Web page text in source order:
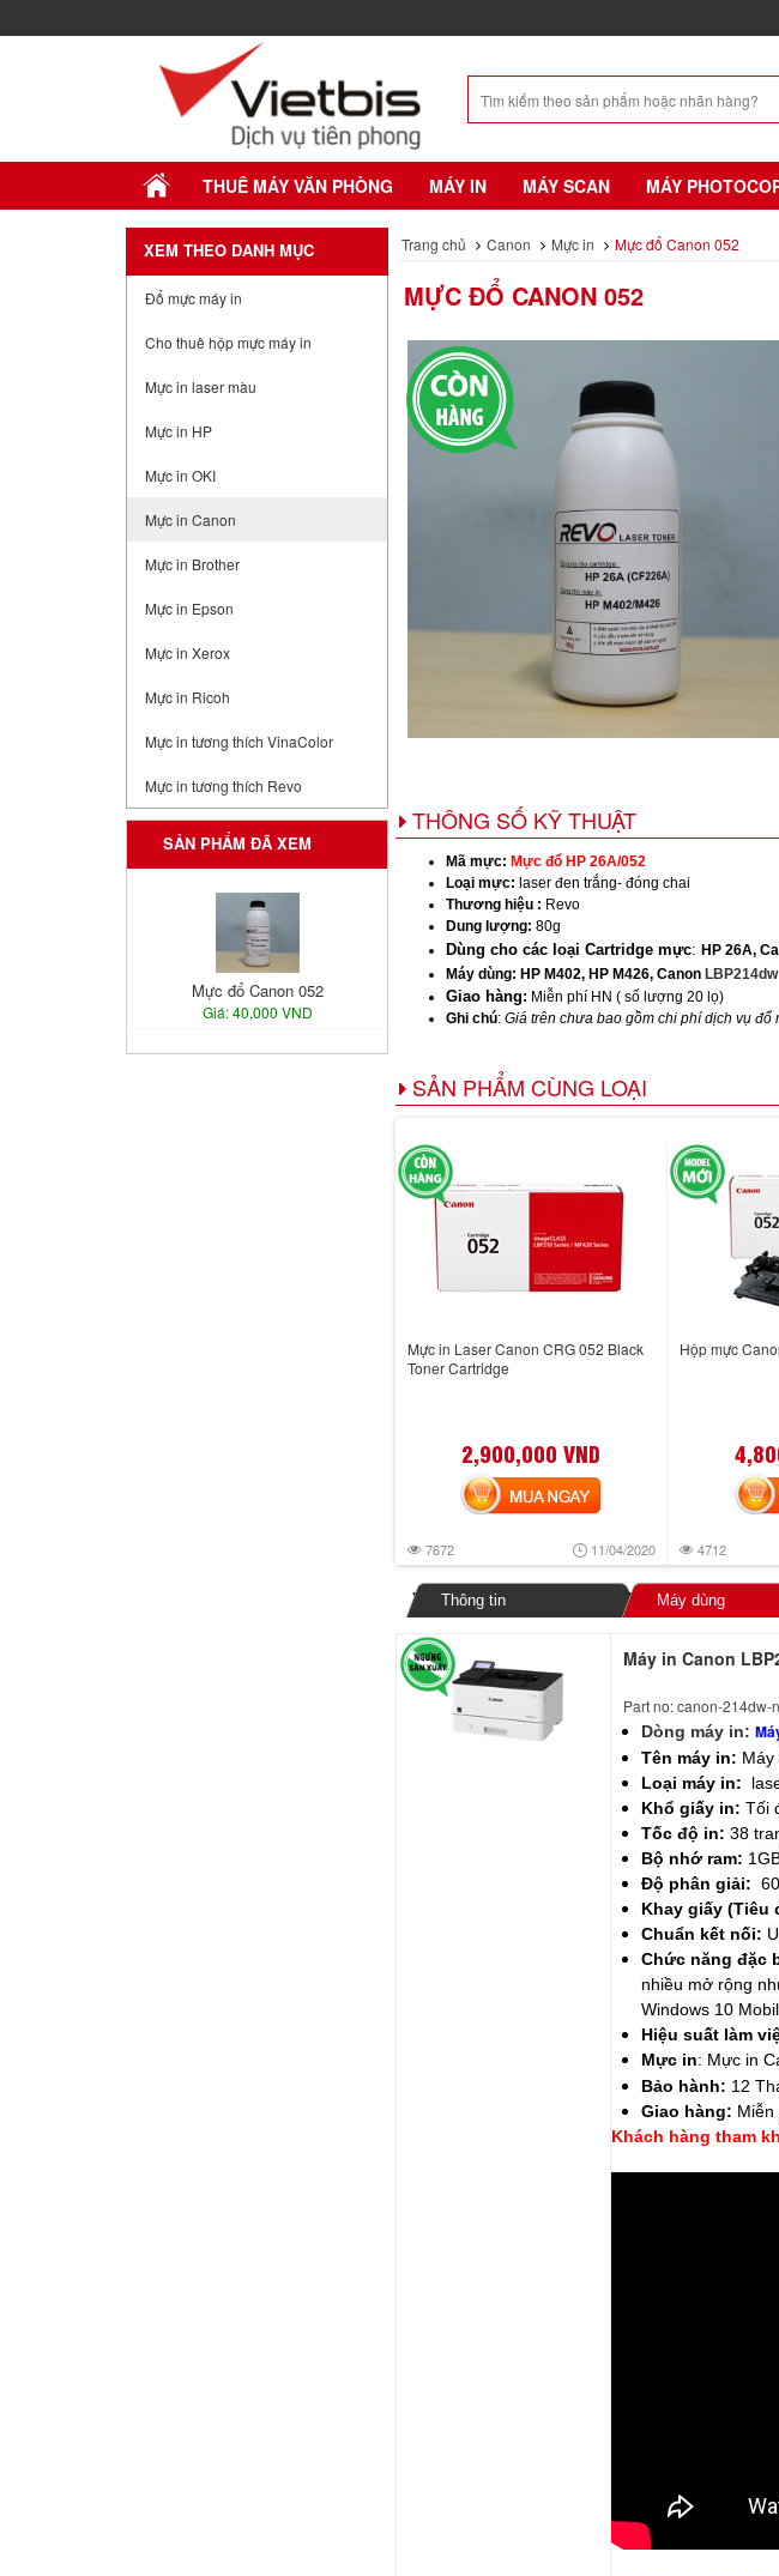
THUÊ MÁY VĂN PHÒNG MÁY IN MÁY SCAN MÁY
XEM THEO DANH MỤC
Đổ mực máy in
Cho thuê hộp mực máy in
Mực in laser màu
Mực in HP
Mực in OKI
Mực in Canon
Mực in Brother
Mực in Epson
Mực in Xerox
Mực in Ricoh
Mực in tương thích VinaColor
Mực in tương thích Revo
SẢN PHẨM ĐÃ XEM
Mực đổ Canon 052
Giá: 40,000 VND
Trang chủ Canon Mực in Mực đổ Canon 052
MỰC ĐỔ CANON 052
THÔNG SỐ KỸ THUẬT
Mã mực: Mực đổ HP 26A/052
Loại mực: laser đen trắng- đóng chai
Thương hiệu : Revo
Dung lượng: 80g
Dùng cho các loại Cartridge mực: HP 26A,
Máy dùng: HP M402, HP M426, Canon LBP214dw
Giao hàng: Miễn phí HN ( số lượng 20 lọ)
Ghi chú: Giá trên chưa bao gồm chi phí dịch vụ đổ
SẢN PHẨM CÙNG LOẠI
Mực in Laser Canon CRG 052 Black
Toner Cartridge
2,900,000 VND
7672 11/04/2020
MUA NGAY
Hộp mực
4712
Thông tin Máy dùng
Máy in Canon
Part no: canon-214dw-
Dòng máy in:
Tên máy in: Máy
Loại máy in:
Khổ giấy in: Tối
Tốc độ in: 38
Bộ nhớ ram:
Độ phân giải:
Khay giấy (Tiêu
Chuẩn kết nối:
Chức năng đặc
nhiều mở rộng
Windows 10
Hiệu suất làm
Mực in: Mực in
Bảo hành: 12
Giao hàng: Miễn
Khách hàng tham